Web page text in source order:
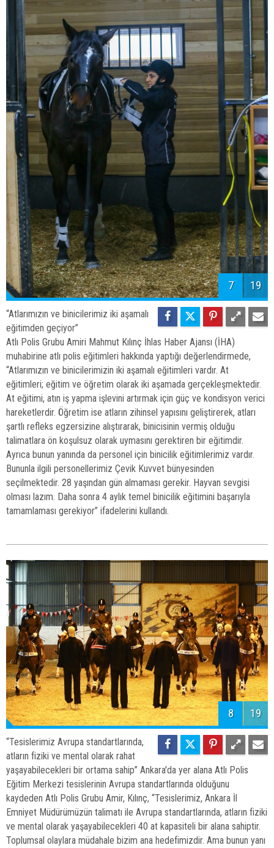
7 19
“Atlarımızın ve binicilerimiz iki aşamalı
eğitimden geçiyor”
Atlı Polis Grubu Amiri Mahmut Kılınç İhlas Haber Ajansı (İHA)
muhabirine atlı polis eğitimleri hakkında yaptığı değerlendirmede,
“Atlarımızın ve binicilerimizin iki aşamalı eğitimleri vardır. At
eğitimleri; eğitim ve öğretim olarak iki aşamada gerçekleşmektedir.
At eğitimi, atın iş yapma işlevini artırmak için güç ve kondisyon verici
hareketlerdir. Öğretim ise atların zihinsel yapısını geliştirerek, atları
şartlı refleks egzersizine alıştırarak, binicisinin vermiş olduğu
talimatlara ön koşulsuz olarak uymasını gerektiren bir eğitimdir.
Ayrıca bunun yanında da personel için binicilik eğitimlerimiz vardır.
Bununla ilgili personellerimiz Çevik Kuvvet bünyesinden
seçilmektedir. 28 yaşından gün almaması gerekir. Hayvan sevgisi
olması lazım. Daha sonra 4 aylık temel binicilik eğitimini başarıyla
tamamlaması gerekiyor” ifadelerini kullandı.
8 19
“Tesislerimiz Avrupa standartlarında,
atların fiziki ve mental olarak rahat
yaşayabilecekleri bir ortama sahip” Ankara'da yer alana Atlı Polis
Eğitim Merkezi tesislerinin Avrupa standartlarında olduğunu
kaydeden Atlı Polis Grubu Amir, Kılınç, “Tesislerimiz, Ankara İl
Emniyet Müdürümüzün talimatı ile Avrupa standartlarında, atların fiziki
ve mental olarak yaşayabilecekleri 40 at kapasiteli bir alana sahiptir.
Toplumsal olaylara müdahale bizim ana hedefimizdir. Ama bunun yanı